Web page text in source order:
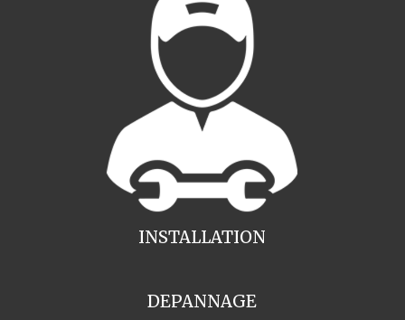
INSTALLATION
DEPANNAGE